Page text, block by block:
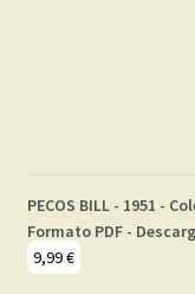
PECOS BILL - 1951 -
Formato PDF -
9,99€